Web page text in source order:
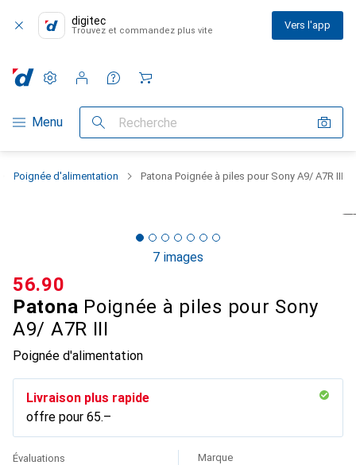
digitec
Trouvez et commandez plus vite Vers l'app
Navigation par catégorie
Menu Recherche
Paramètres
Compte client
Listes de comparaison
Listes d'envies
Panier
Poignée d'alimentation Patona Poignée à piles pour Sony A9/ A7R III
7 images
Patona Poignée à piles pour Sony
A9/ A7R III
Poignée d'alimentation
CHF
56.90
Livraison plus rapide
offre pour CHF
65.–
Évaluations Marque